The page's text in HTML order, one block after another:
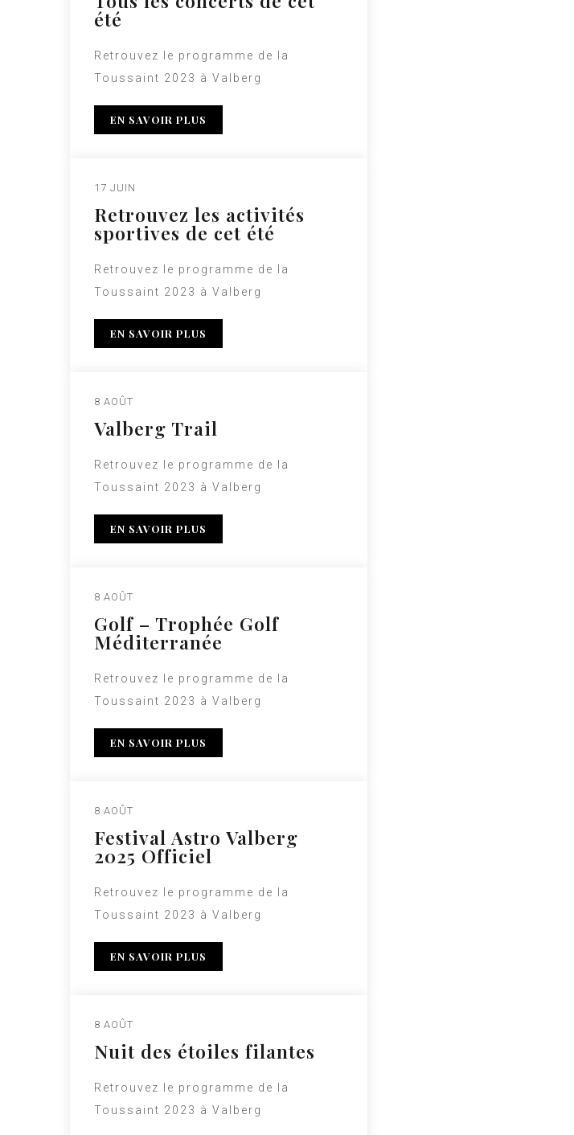
été
Retrouvez le programme de la
Toussaint 2023 à Valberg
EN SAVOIR PLUS
17 JUIN
Retrouvez les activités
sportives de cet été
Retrouvez le programme de la
Toussaint 2023 à Valberg
EN SAVOIR PLUS
8 AOÛT
Valberg Trail
Retrouvez le programme de la
Toussaint 2023 à Valberg
EN SAVOIR PLUS
8 AOÛT
Golf – Trophée Golf
Méditerranée
Retrouvez le programme de la
Toussaint 2023 à Valberg
EN SAVOIR PLUS
8 AOÛT
Festival Astro Valberg
2025 Officiel
Retrouvez le programme de la
Toussaint 2023 à Valberg
EN SAVOIR PLUS
8 AOÛT
Nuit des étoiles filantes
Retrouvez le programme de la
Toussaint 2023 à Valberg